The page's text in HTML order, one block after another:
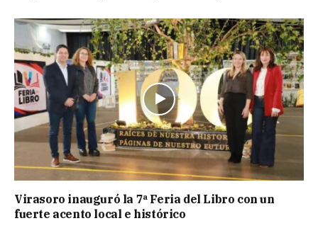
Virasoro inauguró la 7ª Feria del Libro con un
fuerte acento local e histórico